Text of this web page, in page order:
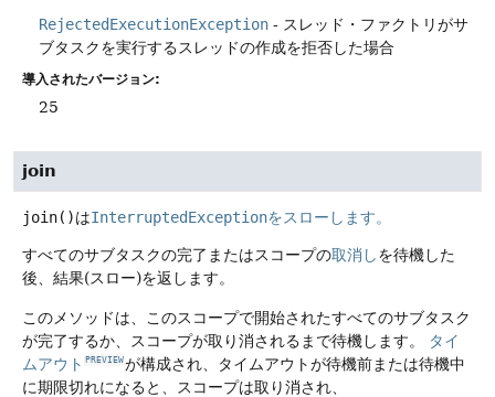
RejectedExecutionException - スレッド・ファクトリがサ
ブタスクを実行するスレッドの作成を拒否した場合
導入されたバージョン:
25
join
join()はInterruptedExceptionをスローします。
すべてのサブタスクの完了またはスコープの取消しを待機した
後、結果(スロー)を返します。
このメソッドは、このスコープで開始されたすべてのサブタスク
が完了するか、スコープが取り消されるまで待機します。
タイ
ムアウト PREVIEWが構成され、タイムアウトが待機前または待機中
に期限切れになると、スコープは取り消され、